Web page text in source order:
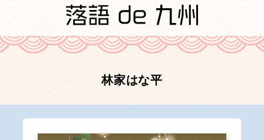
林家はな平